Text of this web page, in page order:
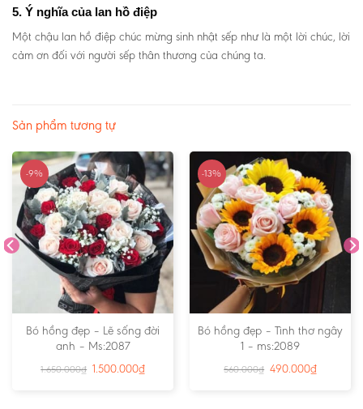
5. Ý nghĩa của lan hồ điệp
Một chậu lan hồ điệp chúc mừng sinh nhật sếp như là một lời chúc, lời
cảm ơn đối với người sếp thân thương của chúng ta.
Sản phẩm tương tự
-9%
Bó hồng đẹp – Lẽ sống đời
anh – Ms:2087
1.650.000₫ 1.500.000₫
-13%
Bó hồng đẹp – Tình thơ ngây
1 – ms:2089
560.000₫ 490.000₫